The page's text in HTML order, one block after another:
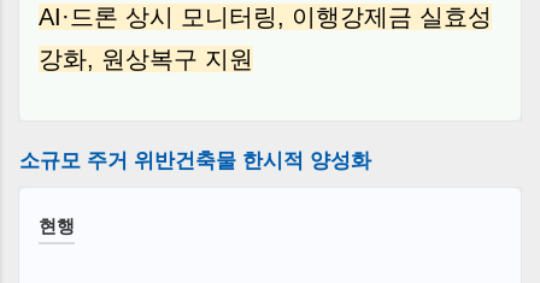
AI·드론 상시 모니터링, 이행강제금 실효성
강화, 원상복구 지원
소규모 주거 위반건축물 한시적 양성화
현행